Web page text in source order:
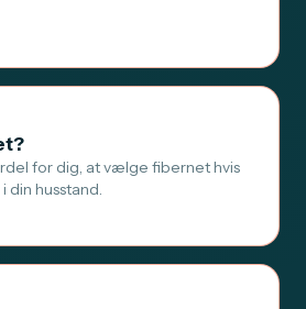
for dig, at vælge fibernet hvis
din husstand.